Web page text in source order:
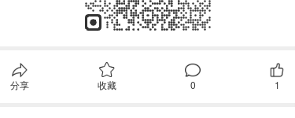
分享 收藏 0 1